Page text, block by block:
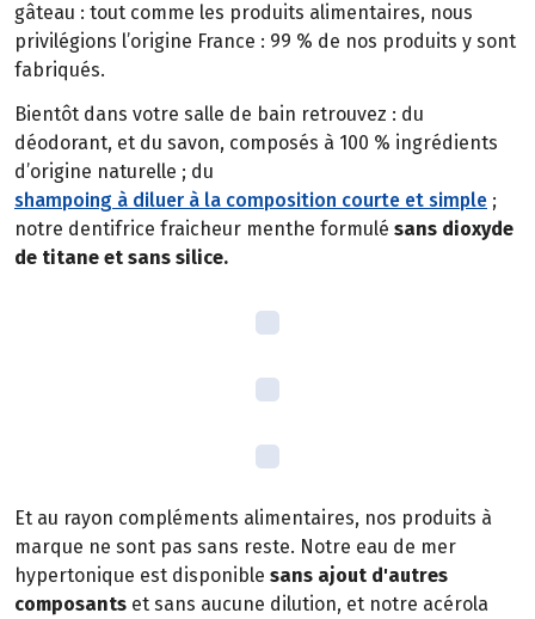
gâteau : tout comme les produits alimentaires, nous
privilégions l’origine France : 99 % de nos produits y sont
fabriqués.
Bientôt dans votre salle de bain retrouvez : du
déodorant, et du savon, composés à 100 % ingrédients
d’origine naturelle ; du
shampoing à diluer à la composition courte et simple ;
notre dentifrice fraicheur menthe formulé sans dioxyde
de titane et sans silice.
Et au rayon compléments alimentaires, nos produits à
marque ne sont pas sans reste. Notre eau de mer
hypertonique est disponible sans ajout d'autres
composants et sans aucune dilution, et notre acérola